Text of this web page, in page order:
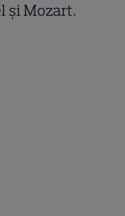
și Mozart.